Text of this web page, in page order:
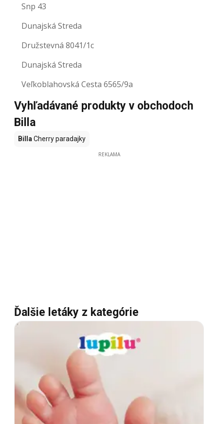
Snp 43
Dunajská Streda
Družstevná 8041/1c
Dunajská Streda
Veľkoblahovská Cesta 6565/9a
Vyhľadávané produkty v obchodoch
Billa
Billa Cherry paradajky
REKLAMA
Ďalšie letáky z kategórie